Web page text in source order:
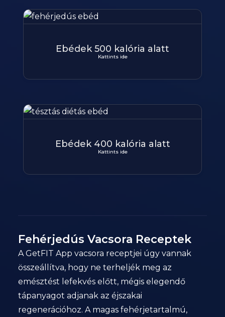
Ebédek 500 kalória alatt
Kattints ide
Ebédek 400 kalória alatt
Kattints ide
Fehérjedús Vacsora Receptek
A GetFIT App vacsora receptjei úgy vannak
összeállítva, hogy ne terheljék meg az
emésztést lefekvés előtt, mégis elegendő
tápanyagot adjanak az éjszakai
regenerációhoz. A magas fehérjetartalmú,